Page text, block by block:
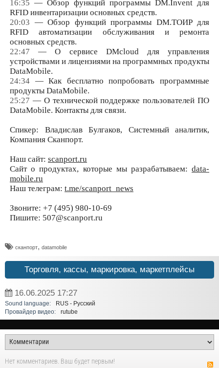
16:35 — Обзор функций программы DM.Invent для
RFID инвентаризации основных средств.
20:03 — Обзор функций программы DM.ТОИР для
RFID автоматизации обслуживания и ремонта
основных средств.
22:47 — О сервисе DMcloud для управления
устройствами и лицензиями на программных продукты
DataMobile.
24:34 — Как бесплатно попробовать программные
продукты DataMobile.
25:27 — О технической поддержке пользователей ПО
DataMobile. Контакты для связи.
Спикер: Владислав Булгаков, Системный аналитик,
Компания Сканпорт.
Наш сайт: scanport.ru
Сайт о продуктах, которые мы разрабатываем: data-
mobile.ru
Наш телеграм: t.me/scanport_news
Звоните: +7 (495) 980-10-69
Пишите: 507@scanport.ru
сканпорт, datamobile
Торговля, кассы, маркировка, маркетплейсы
16.06.2025 17:27
Sound language:
RUS - Русский
Провайдер видео:
rutube
Нет комментариев. Ваш будет первым!